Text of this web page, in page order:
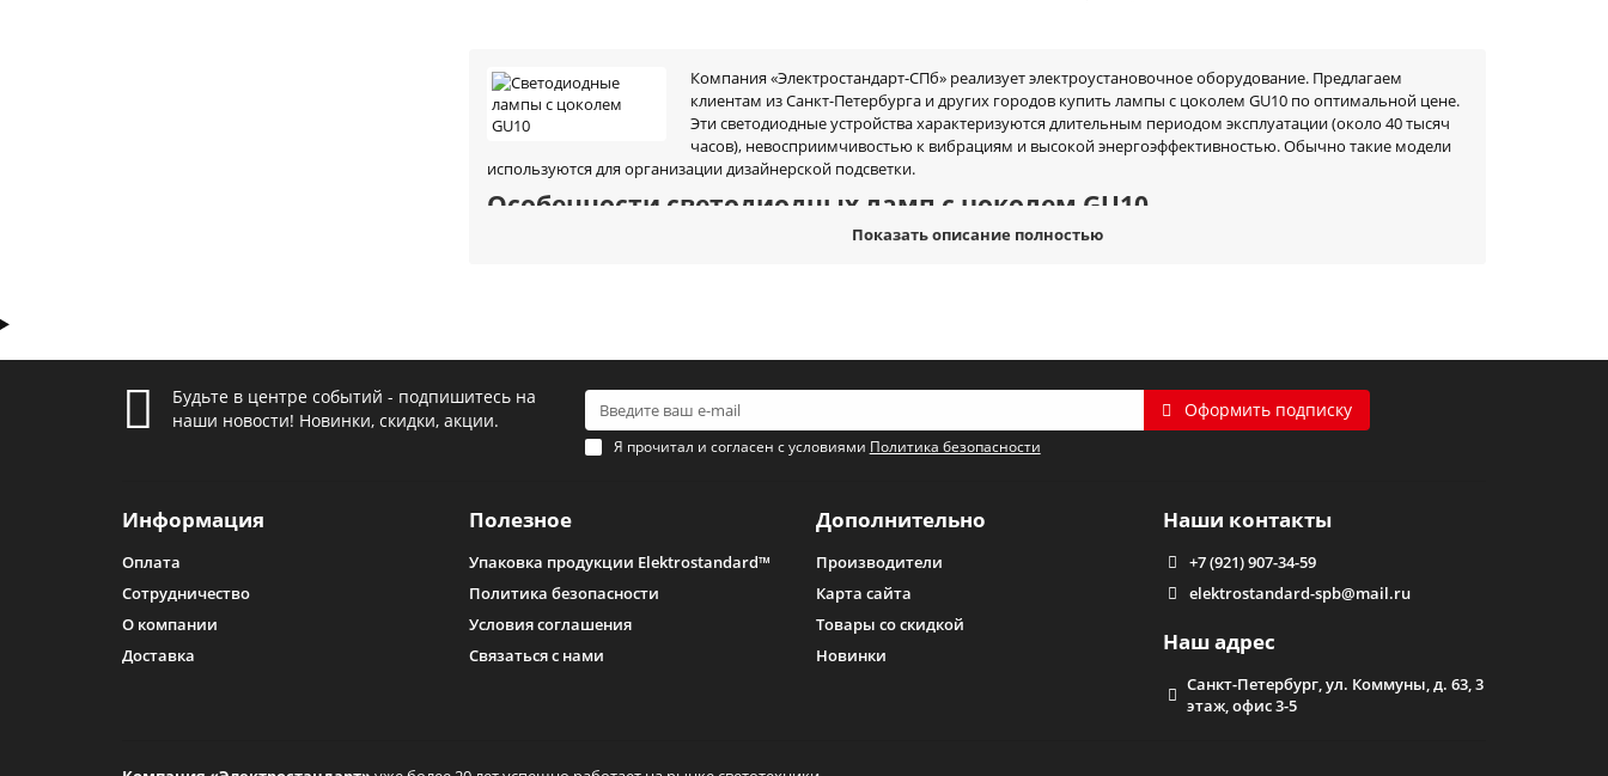
Компания «Электростандарт-СПб» реализует электроустановочное оборудование. Предлагаем
клиентам из Санкт-Петербурга и других городов купить лампы с цоколем GU10 по оптимальной цене.
Эти светодиодные устройства характеризуются длительным периодом эксплуатации (около 40 тысяч
часов), невосприимчивостью к вибрациям и высокой энергоэффективностью. Обычно такие модели
используются для организации дизайнерской подсветки.
Особенности светодиодных ламп с цоколем GU10
Светодиодные лампы с цоколем GU10 имеют в своей конструкции несколько основных элементов:
функционирования они почти не нагреваются, а значит, не оказывают термического воздействия на полотно. С помощью
изделий можно обеспечить не только общую, но и направленную подсветку. У нас вы можете приобрести лампочки различной
мощности. Для заказа свяжитесь с сотрудником «Электростандарт-СПб» по телефону или воспользуйтесь онлайн-сервисами.
Показать описание полностью
Показать описание полностью
Будьте в центре событий - подпишитесь на
наши новости! Новинки, скидки, акции.
Оформить подписку
Я прочитал и согласен с условиями Политика безопасности
Информация
Оплата
Сотрудничество
О компании
Доставка
Полезное
Упаковка продукции Elektrostandard™
Политика безопасности
Условия соглашения
Связаться с нами
Дополнительно
Производители
Карта сайта
Товары со скидкой
Новинки
Наши контакты
+7 (921) 907-34-59
elektrostandard-spb@mail.ru
Наш адрес
Санкт-Петербург, ул. Коммуны, д. 63, 3
этаж, офис 3-5